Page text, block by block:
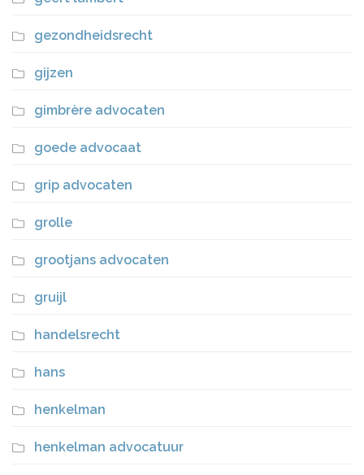
gezondheidsrecht
gijzen
gimbrère advocaten
goede advocaat
grip advocaten
grolle
grootjans advocaten
gruijl
handelsrecht
hans
henkelman
henkelman advocatuur